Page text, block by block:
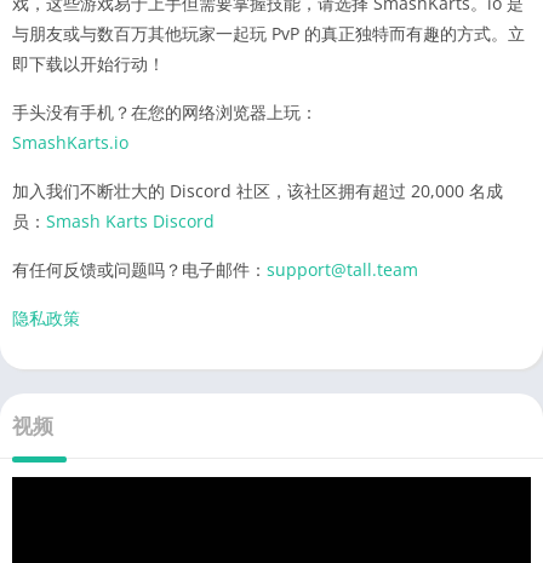
与朋友或与数百万其他玩家一起玩 PvP 的真正独特而有趣的方式。立
即下载以开始行动！
手头没有手机？在您的网络浏览器上玩：
SmashKarts.io
加入我们不断壮大的 Discord 社区，该社区拥有超过 20,000 名成
员： Smash Karts Discord
有任何反馈或问题吗？电子邮件： support@tall.team
隐私政策
视频